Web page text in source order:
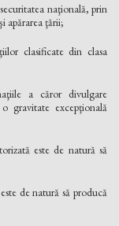
naţională, prin
apărarea ţării;
clasificate din clasa
a căror divulgare
gravitate excepţională
este de natură să
de natură să producă